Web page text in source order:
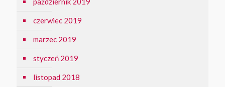
czerwiec 2019
marzec 2019
styczeń 2019
listopad 2018